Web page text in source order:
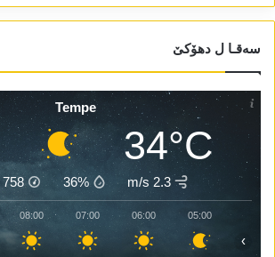
سەقـا ل دھۆکێ
Tempe
34°C
2.3 m/s
36%
758
05:00
06:00
07:00
08:00
›